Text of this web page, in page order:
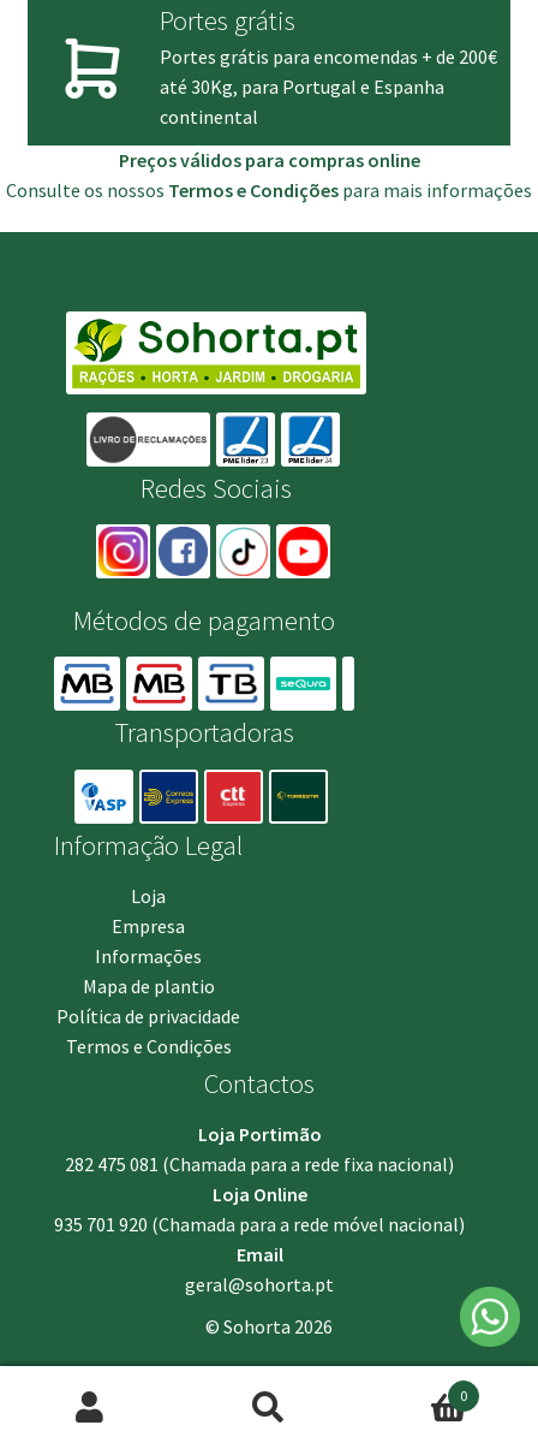
Portes grátis
Portes grátis para encomendas + de 200€
até 30Kg, para Portugal e Espanha
continental
Preços válidos para compras online
Consulte os nossos Termos e Condições para mais informações
Redes Sociais
Métodos de pagamento
Transportadoras
Informação Legal
Loja
Empresa
Informações
Mapa de plantio
Política de privacidade
Termos e Condições
Contactos
Loja Portimão
282 475 081 (Chamada para a rede fixa nacional)
Loja Online
935 701 920 (Chamada para a rede móvel nacional)
Email
geral@sohorta.pt
© Sohorta 2026
Pesquisar
Pesquisa
0